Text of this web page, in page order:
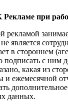
при
рекламой
является
в стороннем
подписать с ним
какая из
и ежемесячной
данных.